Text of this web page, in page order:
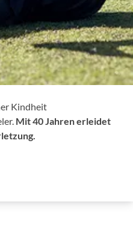
Kindheit
Mit 40 Jahren erleidet